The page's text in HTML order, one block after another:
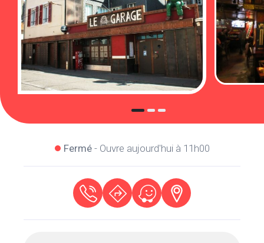
Fermé- Ouvre aujourd'hui à 11h00